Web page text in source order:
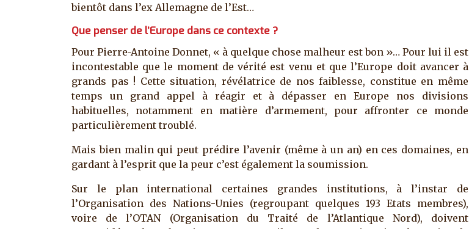
bientôt dans l’ex Allemagne de l’Est…
Que penser de l’Europe dans ce contexte ?
Pour Pierre-Antoine Donnet, « à quelque chose malheur est bon »… Pour lui il est
incontestable que le moment de vérité est venu et que l’Europe doit avancer à
grands pas ! Cette situation, révélatrice de nos faiblesse, constitue en même
temps un grand appel à réagir et à dépasser en Europe nos divisions
habituelles, notamment en matière d’armement, pour affronter ce monde
particulièrement troublé.
Mais bien malin qui peut prédire l’avenir (même à un an) en ces domaines, en
gardant à l’esprit que la peur c’est également la soumission.
Sur le plan international certaines grandes institutions, à l’instar de
l’Organisation des Nations-Unies (regroupant quelques 193 Etats membres),
voire de l’OTAN (Organisation du Traité de l’Atlantique Nord), doivent